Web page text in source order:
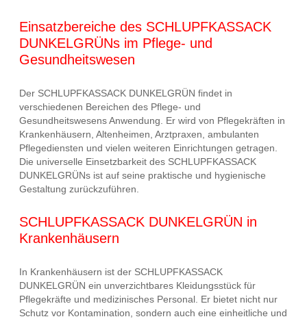
Einsatzbereiche des SCHLUPFKASSACK
DUNKELGRÜNs im Pflege- und
Gesundheitswesen
Der SCHLUPFKASSACK DUNKELGRÜN findet in
verschiedenen Bereichen des Pflege- und
Gesundheitswesens Anwendung. Er wird von Pflegekräften in
Krankenhäusern, Altenheimen, Arztpraxen, ambulanten
Pflegediensten und vielen weiteren Einrichtungen getragen.
Die universelle Einsetzbarkeit des SCHLUPFKASSACK
DUNKELGRÜNs ist auf seine praktische und hygienische
Gestaltung zurückzuführen.
SCHLUPFKASSACK DUNKELGRÜN in
Krankenhäusern
In Krankenhäusern ist der SCHLUPFKASSACK
DUNKELGRÜN ein unverzichtbares Kleidungsstück für
Pflegekräfte und medizinisches Personal. Er bietet nicht nur
Schutz vor Kontamination, sondern auch eine einheitliche und